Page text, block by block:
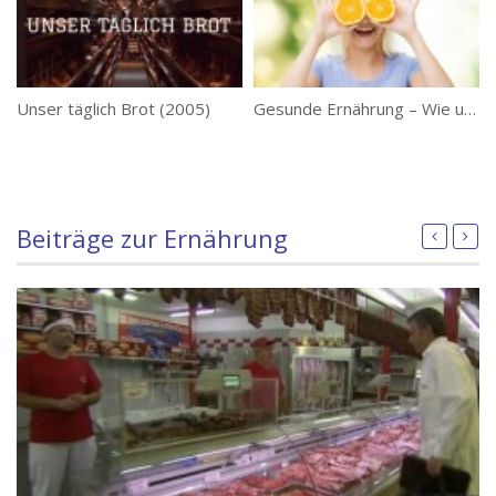
Unser täglich Brot (2005) Gesunde Ernährung – Wie unsere Ernährung heutzutage sein sollte
Beiträge zur Ernährung